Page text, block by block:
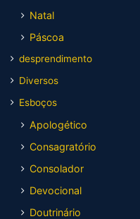
Natal
Páscoa
desprendimento
Diversos
Esboços
Apologético
Consagratório
Consolador
Devocional
Doutrinário